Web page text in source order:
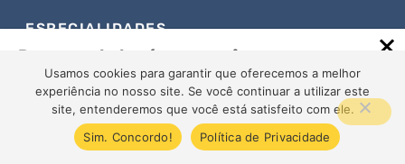
ESPECIALIDADES
Contabilidade para Empresas do Lucro Real e
Presumido
Contabilidade para Clínicas Médicas e
Recomendado só para você
REFORMA TRIBUTÁRIA
Sua Empresa Está Preparada para a
Multa de 66% no…
Usamos cookies para garantir que oferecemos a melhor
experiência no nosso site. Se você continuar a utilizar este
site, entenderemos que você está satisfeito com ele.
Sim. Concordo!
Política de Privacidade